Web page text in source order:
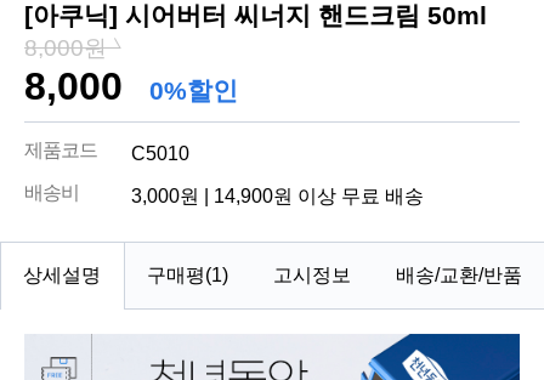
[아쿠닉] 시어버터 씨너지 핸드크림 50ml
8,000원
8,000 0%할인
제품코드
C5010
배송비
3,000원 | 14,900원 이상 무료 배송
상세설명 구매평(1) 고시정보 배송/교환/반품